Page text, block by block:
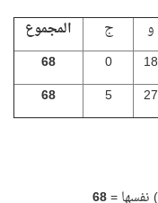
و ج
المجموع
18
0
68
27
5
68
نفسها =68